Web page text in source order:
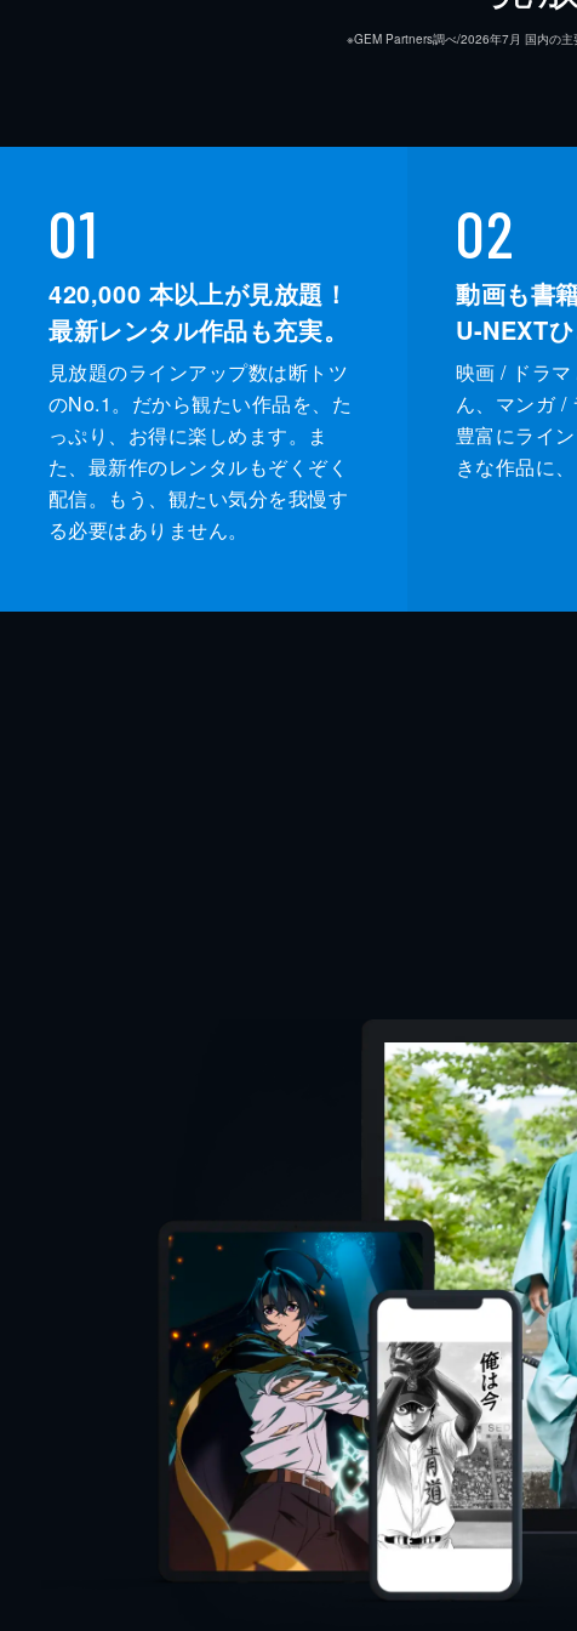
※GEM Partners調べ/2026年7⽉ 国内の主
01
420,000 本以上が見放題！
最新レンタル作品も充実。
見放題のラインアップ数は断トツ
のNo.1。だから観たい作品を、た
っぷり、お得に楽しめます。ま
た、最新作のレンタルもぞくぞく
配信。もう、観たい気分を我慢す
る必要はありません。
02
動画も書
U-NEXTひ
映画 / ドラ
ん、マンガ /
豊富にライ
きな作品に